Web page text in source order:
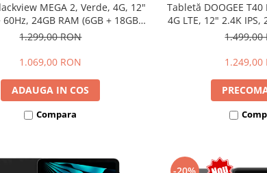
MEGA 2, Verde, 4G, 12"
60Hz, 24GB RAM (6GB + 18GB
256GB ROM, Android 15,
Face Unlock, Dual SIM
1.299,00 RON
1.069,00 RON
ADAUGA IN COS
Compara
Tabletă DOOGEE
4G LTE, 12" 2.4K IPS,
12GB extensibili),
1.499,00
1.249,00